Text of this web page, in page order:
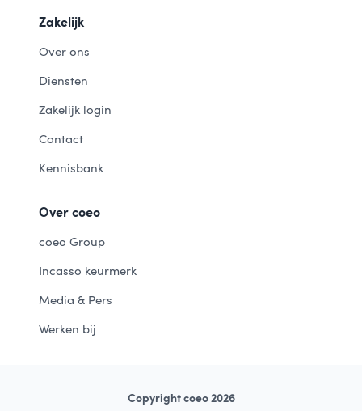
Zakelijk
Over ons
Diensten
Zakelijk login
Contact
Kennisbank
Over coeo
coeo Group
Incasso keurmerk
Media & Pers
Werken bij
Copyright coeo 2026